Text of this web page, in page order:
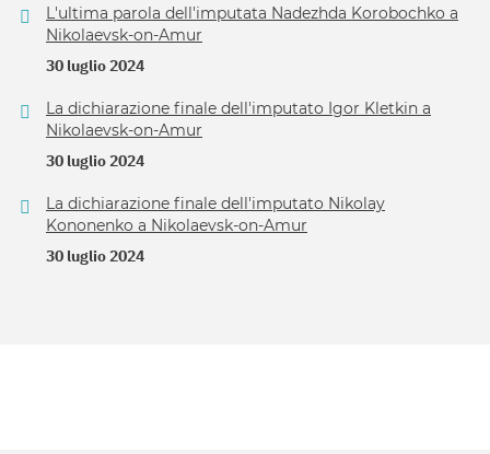
L'ultima parola dell'imputata Nadezhda Korobochko a
Nikolaevsk-on-Amur
30 luglio 2024
La dichiarazione finale dell'imputato Igor Kletkin a
Nikolaevsk-on-Amur
30 luglio 2024
La dichiarazione finale dell'imputato Nikolay
Kononenko a Nikolaevsk-on-Amur
30 luglio 2024